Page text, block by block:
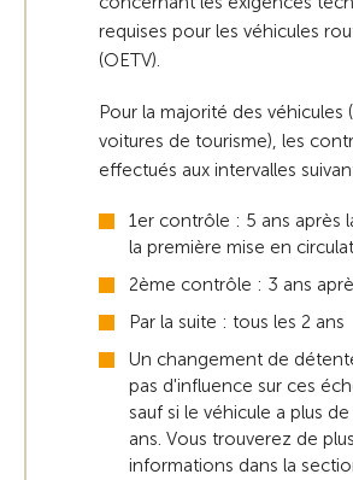
requises pour les véhicules
(OETV).
Pour la majorité des véhicules
voitures de tourisme), les
effectués aux intervalles
1er contrôle : 5 ans après
la première mise en
2ème contrôle : 3 ans
Par la suite : tous les 2 ans
Un changement de
pas d'influence sur ces
sauf si le véhicule a plus de
ans. Vous trouverez de
informations dans la